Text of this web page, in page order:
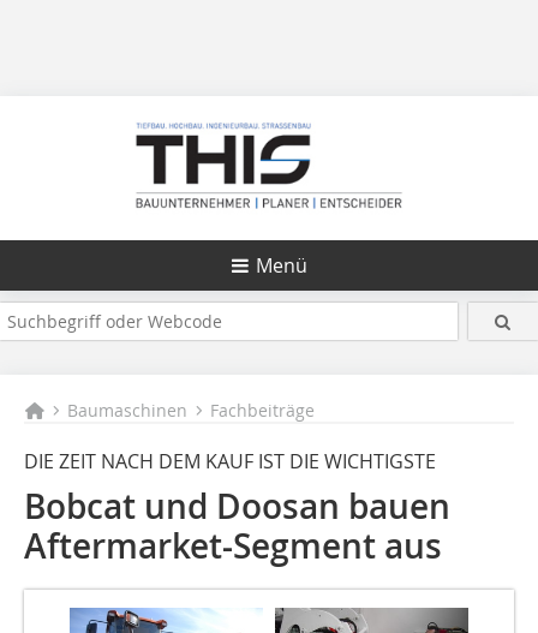
Menü
Baumaschinen Fachbeiträge
DIE ZEIT NACH DEM KAUF IST DIE WICHTIGSTE
Bobcat und Doosan bauen
Aftermarket-Segment aus